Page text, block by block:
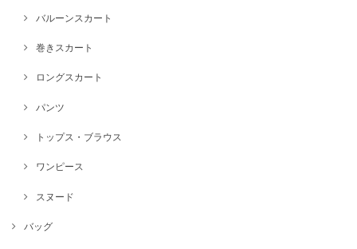
バルーンスカート
巻きスカート
ロングスカート
パンツ
トップス・ブラウス
ワンピース
スヌード
バッグ